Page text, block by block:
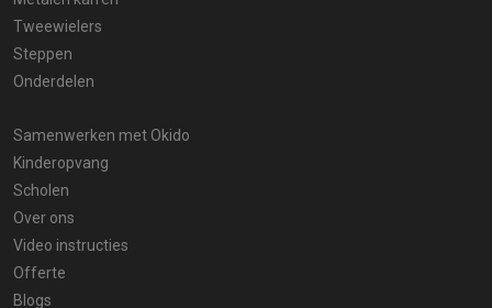
Tweewielers
Steppen
Onderdelen
Samenwerken met Okido
Kinderopvang
Scholen
Over ons
Video instructies
Offerte
Blogs